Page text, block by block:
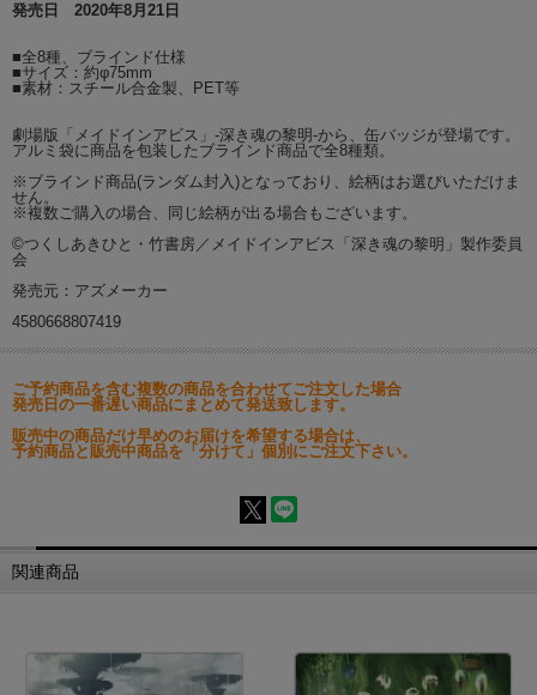
発売日 2020年8月21日
■全8種、ブラインド仕様
■サイズ：約φ75mm
■素材：スチール合金製、PET等
劇場版「メイドインアビス」-深き魂の黎明-から、缶バッジが登場です。
アルミ袋に商品を包装したブラインド商品で全8種類。
※ブラインド商品(ランダム封入)となっており、絵柄はお選びいただけま
せん。
※複数ご購入の場合、同じ絵柄が出る場合もございます。
©つくしあきひと・竹書房／メイドインアビス「深き魂の黎明」製作委員
会
発売元：アズメーカー
4580668807419
ご予約商品を含む複数の商品を合わせてご注文した場合
発売日の一番遅い商品にまとめて発送致します。
販売中の商品だけ早めのお届けを希望する場合は、
予約商品と販売中商品を「分けて」個別にご注文下さい。
関連商品